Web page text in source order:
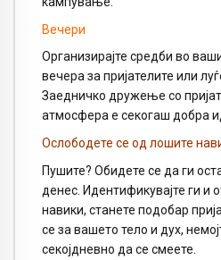
Вечери
Организирајте средби во
вечера за пријателите или
Заедничко дружење со
атмосфера е секогаш добра
Ослободете се од лошите
Пушите? Обидете се да ги
денес. Идентификувајте ги и
навики, станете подобар
се за вашето тело и дух,
секојдневно да се смеете.